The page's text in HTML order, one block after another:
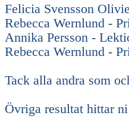
Felicia Svensson
Rebecca Wernlund -
Annika Persson -
Rebecca Wernlund -
Tack alla andra som
Övriga resultat hittar